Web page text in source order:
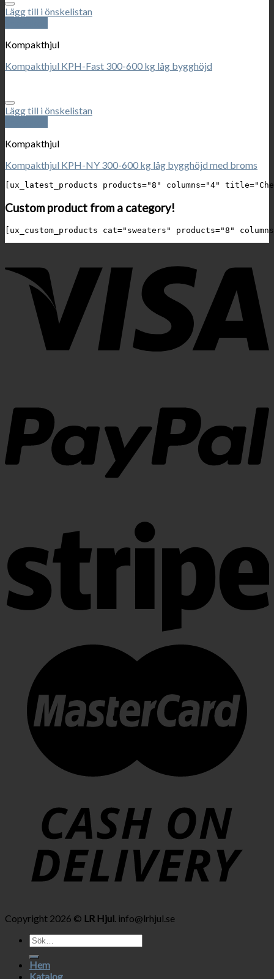
Lägg till i önskelistan
Kompakthjul
Kompakthjul KPH-Fast 300-600 kg låg bygghöjd
Lägg till i önskelistan
Kompakthjul
Kompakthjul KPH-NY 300-600 kg låg bygghöjd med broms
Custom product from a category!
Copyright 2026 © LR Hjul. info@lrhjul.se
Sök
efter:
Hem
Katalog